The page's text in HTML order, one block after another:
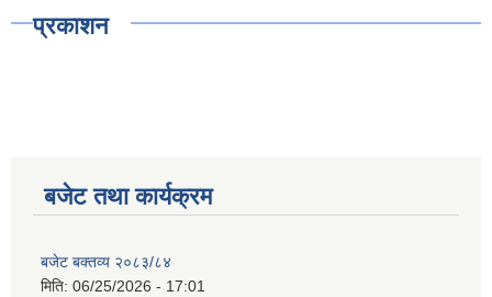
प्रकाशन
बजेट तथा कार्यक्रम
बजेट बक्तव्य २०८३/८४
मिति: 06/25/2026 - 17:01